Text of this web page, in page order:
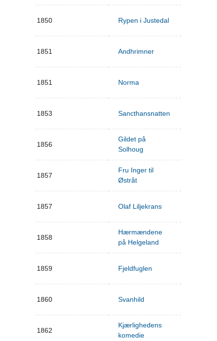
1850 Rypen i Justedal
1851 Andhrimner
1851 Norma
1853 Sancthansnatten
1856
Gildet på
Solhoug
1857
Fru Inger til
Østråt
1857 Olaf Liljekrans
1858
Hærmændene
på Helgeland
1859 Fjeldfuglen
1860 Svanhild
1862
Kjærlighedens
komedie